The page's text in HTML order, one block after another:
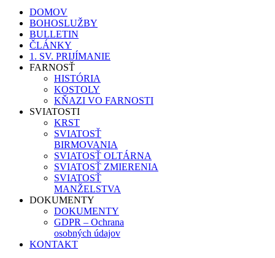
DOMOV
BOHOSLUŽBY
BULLETIN
ČLÁNKY
1. SV. PRIJÍMANIE
FARNOSŤ
HISTÓRIA
KOSTOLY
KŇAZI VO FARNOSTI
SVIATOSTI
KRST
SVIATOSŤ
BIRMOVANIA
SVIATOSŤ OLTÁRNA
SVIATOSŤ ZMIERENIA
SVIATOSŤ
MANŽELSTVA
DOKUMENTY
DOKUMENTY
GDPR – Ochrana
osobných údajov
KONTAKT